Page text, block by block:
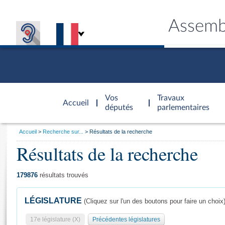
Accueil
d'accueil
Vos
députés
Travaux
parlementaires
Général
Vous
Accueil Recherche sur... Résultats de la recherche
Résultats de la recherche
179876 résultats trouvés
LÉGISLATURE (Cliquez sur l'un des boutons pour faire un choix)
17e législature (X) Précédentes législatures